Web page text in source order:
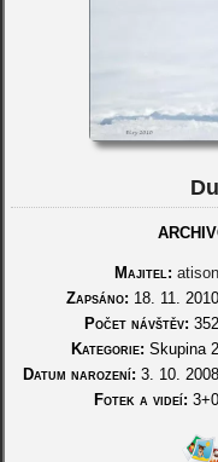
Majitel: atison
Zapsáno: 18. 11. 2010
Počet návštěv: 352
Kategorie: Skupina 2
Datum narození: 3. 10. 2008
Fotek a videí: 3+0